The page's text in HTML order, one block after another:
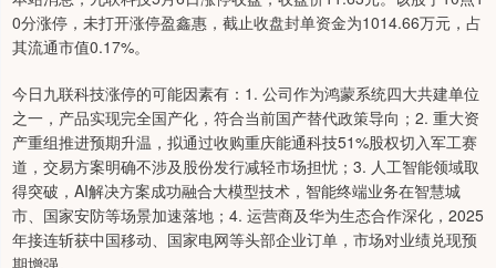
0分涨停，未打开涨停盈鑫惠，截止收盘封单资金为1014.66万元，占
其流通市值0.17%。
今日九联科技涨停的可能因素有：1. 公司作为鸿蒙系统四大共建单位
之一，产品实现完全国产化，符合当前国产替代政策导向；2. 重大资
产重组推进预期升温，拟通过收购重庆能通科技51%股权切入军工赛
道，交易方案明确不涉及股份发行减轻市场担忧；3. 人工智能领域取
得突破，AI解决方案成功融合大模型技术，智能终端业务在智慧城
市、国家安防等场景加速落地；4. 运营商及华为生态合作深化，2025
年接连斩获中国移动、国家电网等头部企业订单，市场对业绩兑现预